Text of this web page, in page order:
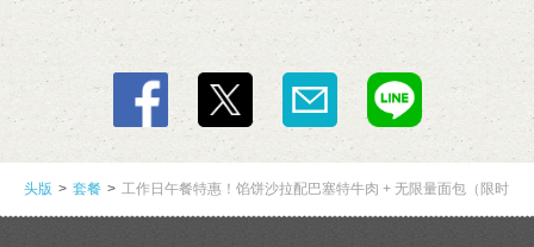
头版 套餐 工作日午餐特惠！馅饼沙拉配巴塞特牛肉 + 无限量面包（限时 60